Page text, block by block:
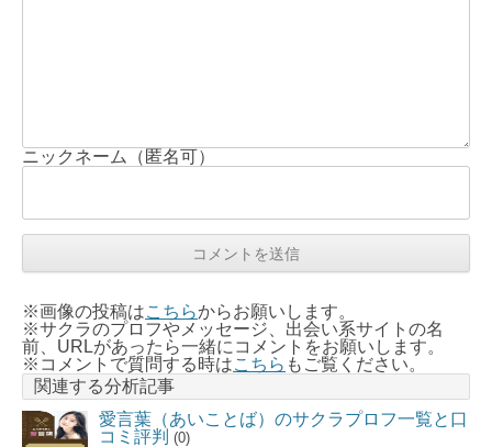
ニックネーム（匿名可）
※画像の投稿はこちらからお願いします。
※サクラのプロフやメッセージ、出会い系サイトの名
前、URLがあったら一緒にコメントをお願いします。
※コメントで質問する時はこちら もご覧ください。
関連する分析記事
愛言葉（あいことば）のサクラプロフ一覧と口
コミ評判 (0)